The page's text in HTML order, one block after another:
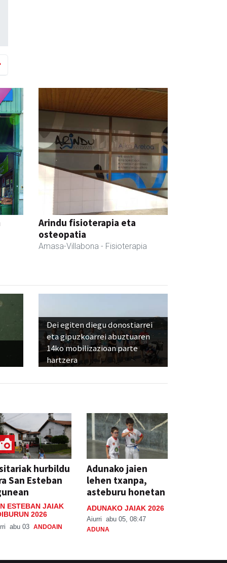
Arindu fisioterapia eta
osteopatia
Amasa-Villabona - Fisioterapia
Dei egiten diegu donostiarrei
eta gipuzkoarrei abuztuaren
14ko mobilizazioan parte
hartzera
hurbildu
San Esteban
ESTEBAN JAIAK
2026
abu 03 ANDOAIN
Adunako jaien
lehen txanpa,
asteburu honetan
ADUNAKO JAIAK 2026
Aiurri abu 05, 08:47
ADUNA